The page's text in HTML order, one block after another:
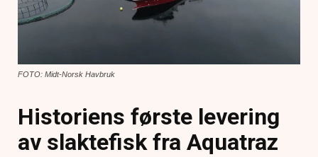
FOTO: Midt-Norsk Havbruk
Historiens første levering
av slaktefisk fra Aquatraz